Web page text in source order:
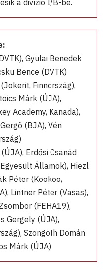
a divízió I/B-be.
Gyulai Benedek
Bence (DVTK)
Finnország),
Márk (ÚJA),
Academy, Kanada),
(BJA), Vén
Erdősi Csanád
Államok), Hiezl
Péter (Kookoo,
Lintner Péter (Vasas),
(FEHA19),
Gergely (ÚJA),
Szongoth Domán
Márk (ÚJA)